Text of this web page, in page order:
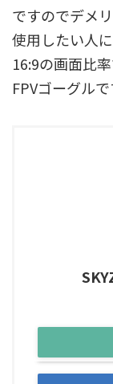
ですのでデメ
使用したい人
16:9の画面比
FPVゴーグルで